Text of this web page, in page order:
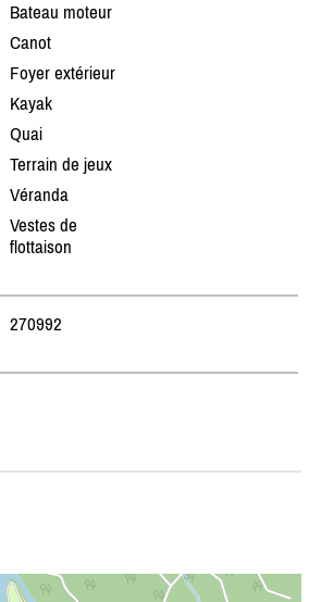
Bateau moteur
Canot
Foyer extérieur
Kayak
Quai
Terrain de jeux
Véranda
Vestes de
flottaison
270992